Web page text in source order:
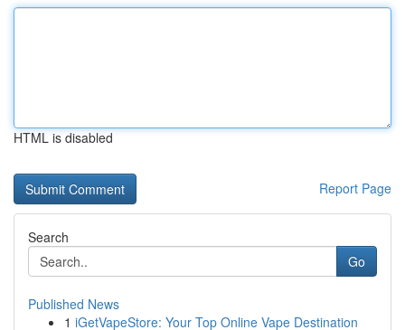
HTML is disabled
Report Page
Search
Go
Published News
1 iGetVapeStore: Your Top Online Vape Destination